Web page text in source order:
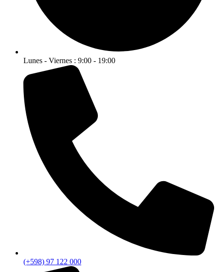
Lunes - Viernes : 9:00 - 19:00
(+598) 97 122 000